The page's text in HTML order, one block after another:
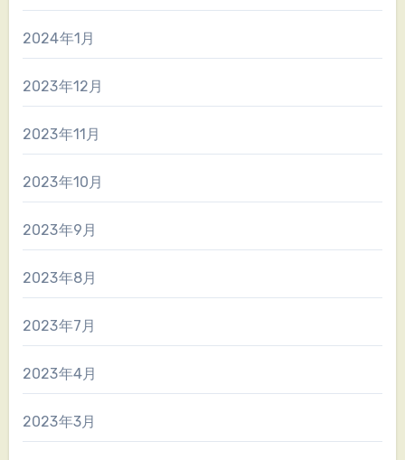
2024年1月
2023年12月
2023年11月
2023年10月
2023年9月
2023年8月
2023年7月
2023年4月
2023年3月